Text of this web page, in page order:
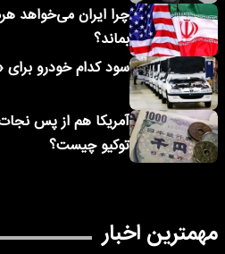
چرا ایران می‌خواهد
بماند؟
سود کدام خودرو برای
آمریکا هم از پس
توکیو چیست؟
مهمترین اخبار